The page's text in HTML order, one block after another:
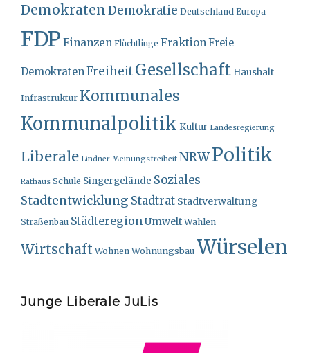
DemokratenDemokratie Deutschland Europa
FDP Finanzen Flüchtlinge FraktionFreie
DemokratenFreiheitGesellschaft Haushalt
Infrastruktur Kommunales
Kommunalpolitik Kultur Landesregierung
Liberale Lindner Meinungsfreiheit NRWPolitik
Rathaus Schule Singergelände Soziales
Stadtentwicklung Stadtrat Stadtverwaltung
Straßenbau Städteregion Umwelt Wahlen
Wirtschaft Wohnen WohnungsbauWürselen
Junge Liberale JuLis